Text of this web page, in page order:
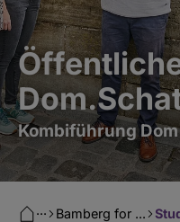
Kombiführung
Bamberg for ...
···